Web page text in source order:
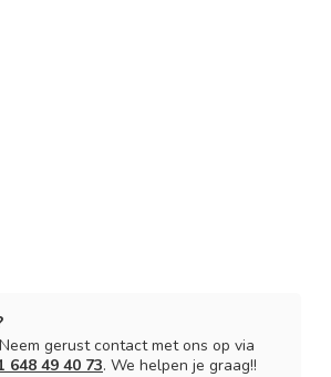
gerust contact met ons op via
648 49 40 73. We helpen je graag!!